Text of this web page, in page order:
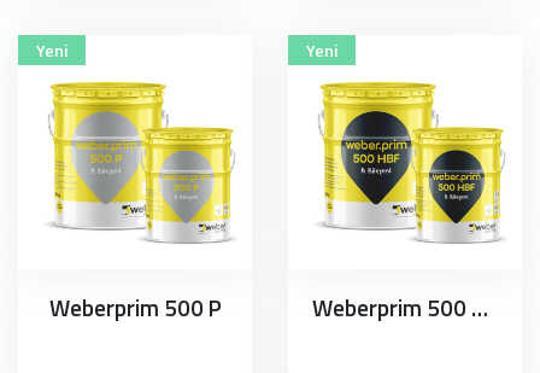
Yeni
Weberprim 500 P
Yeni
Weberprim 500 HBF